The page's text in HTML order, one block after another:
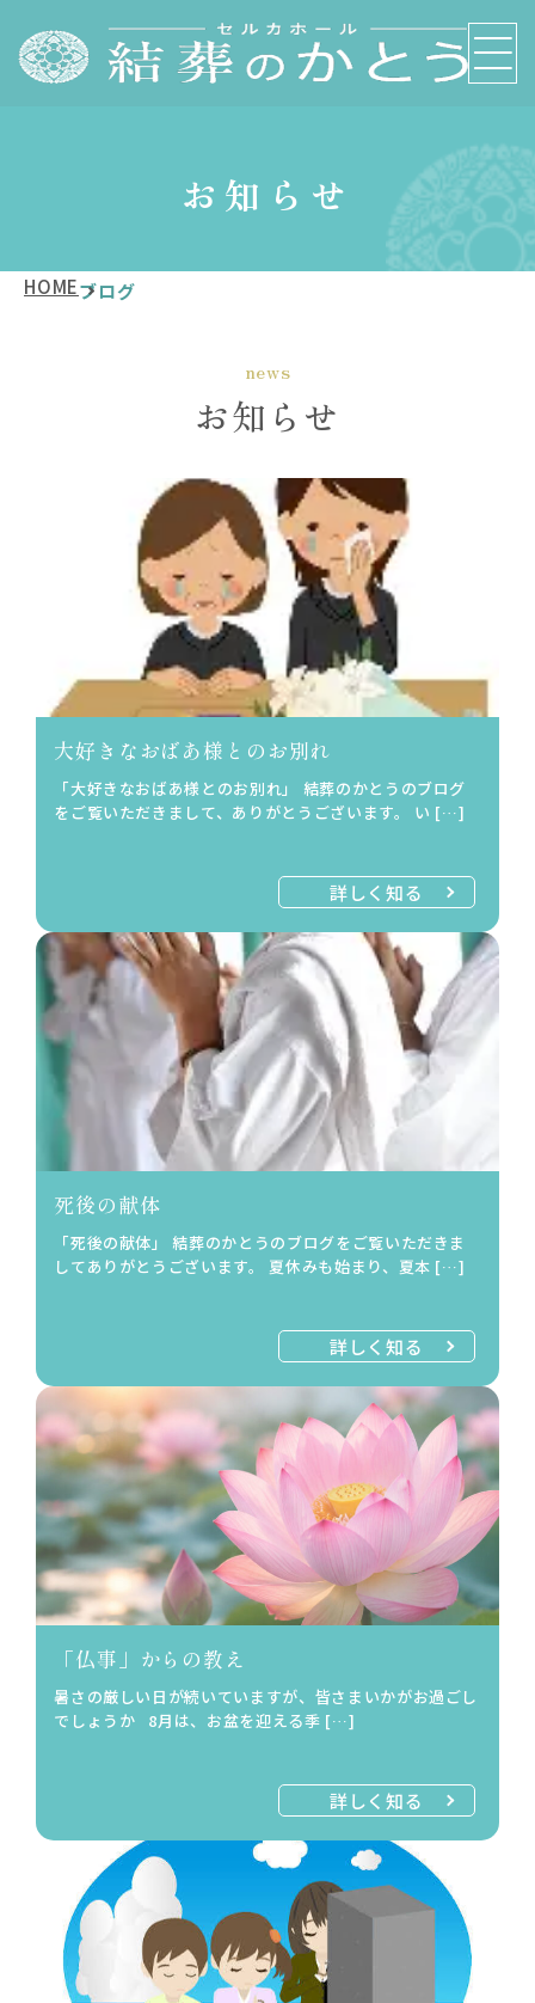
お知らせ
HOMEブログ
news
お知らせ
大好きなおばあ様とのお別れ
「大好きなおばあ様とのお別れ」 結葬のかとうのブログ
をご覧いただきまして、ありがとうございます。 い […]
詳しく知る
死後の献体
「死後の献体」 結葬のかとうのブログをご覧いただきま
してありがとうございます。 夏休みも始まり、夏本 […]
詳しく知る
「仏事」からの教え
暑さの厳しい日が続いていますが、皆さまいかがお過ごし
でしょうか 8月は、お盆を迎える季 […]
詳しく知る